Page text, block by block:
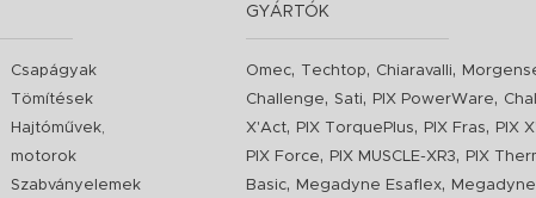
Csapágyak
Tömítések
Hajtóművek,
motorok
Szabványelemek
GYÁRTÓK
Omec, Techtop, Chiaravalli,
Challenge,Sati, PIX PowerWare,
X'Act, PIX TorquePlus, PIX Fras, PIX
PIX Force, PIX MUSCLE-XR3, PIX
Basic, Megadyne Esaflex,